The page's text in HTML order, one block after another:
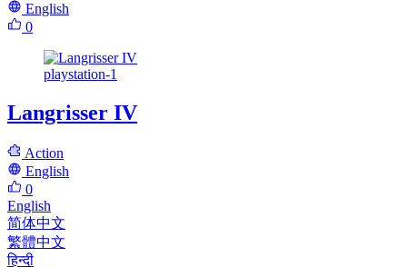
English
0
playstation-1
Langrisser IV
Action
English
0
English
简体中文
繁體中文
हिन्दी